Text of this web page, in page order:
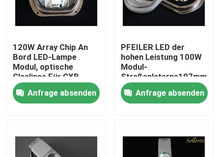
Produkte
120W Array Chip An
Bord LED-Lampe
Modul, optische
Glaslinse Für CXB
3050
Anfrage absenden
PFEILER LED der
hohen Leistung 100W
Modul-
Straßenlaterne107mm
für Bridgelux Vero 29
Anfrage absenden